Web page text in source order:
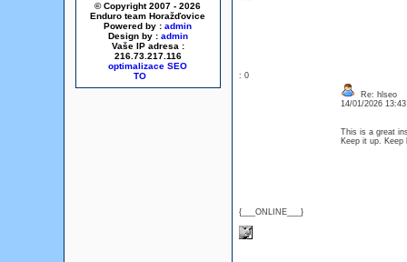
© Copyright 2007 - 2026
Enduro team Horažďovice
Powered by : admin
Design by : admin
Vaše IP adresa :
216.73.217.116
optimalizace SEO
: 0
{___ONLINE___}
Re: hlseo
14/01/2026
This is a great
Keep it up.